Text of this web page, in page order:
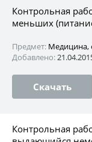
Контрольная
меньших
Предмет: Медицина,
Добавлено:
Скачать
Контрольная